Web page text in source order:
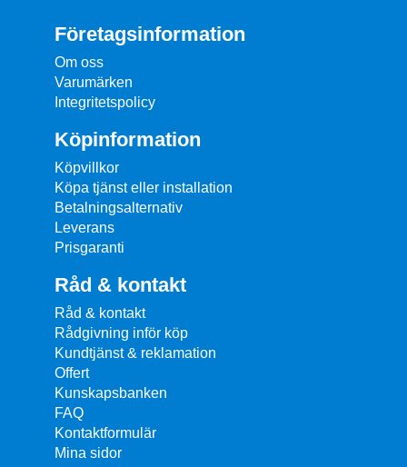
Företagsinformation
Om oss
Varumärken
Integritetspolicy
Köpinformation
Köpvillkor
Köpa tjänst eller installation
Betalningsalternativ
Leverans
Prisgaranti
Råd & kontakt
Råd & kontakt
Rådgivning inför köp
Kundtjänst & reklamation
Offert
Kunskapsbanken
FAQ
Kontaktformulär
Mina sidor